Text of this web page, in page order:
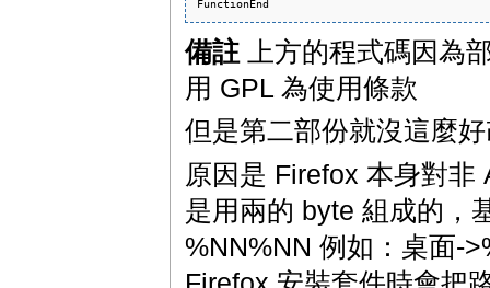
備註上方的程式碼因為
用 GPL 為使用條款
但是第二部份就沒這麼
原因是 Firefox 本身對
是用兩的 byte 組成的，
%NN%NN 例如：桌面-